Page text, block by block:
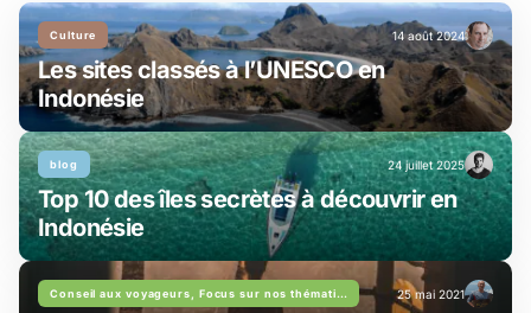
Culture
Les sites classés à l’UNESCO en
Indonésie
14 août 2024
blog
Top 10 des îles secrètes à découvrir en
Indonésie
24 juillet 2025
Conseil aux voyageurs, Focus sur nos thématiques 25 mai 2021